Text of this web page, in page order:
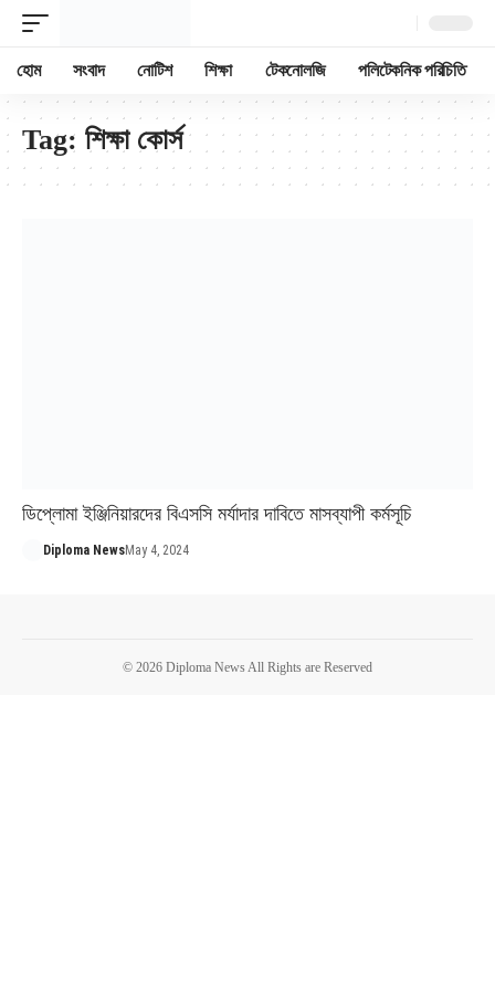
হোম সংবাদ নোটিশ শিক্ষা টেকনোলজি পলিটেকনিক পরিচিতি
Tag: শিক্ষা কোর্স
ডিপ্লোমা ইঞ্জিনিয়ারদের বিএসসি মর্যাদার দাবিতে মাসব্যাপী কর্মসূচি
Diploma NewsMay 4, 2024
© 2026 Diploma News All Rights are Reserved